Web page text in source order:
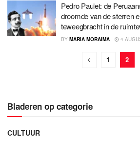
Pedro Paulet: de
droomde van de sterren
teweegbracht in de
BY MARIA MORAIMA 4
1 2
Bladeren op categorie
CULTUUR